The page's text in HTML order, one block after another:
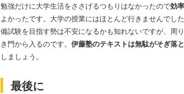
勉強だけに大学生活をささげるつもりはなかったので効
よかったです。大学の授業にはほとんど行きませんでし
備試験を目指す勢は不安になるかも知れないですが、周
き門から入るのです。 伊藤塾のテキストは無駄がそぎ落
しましょう。
最後に